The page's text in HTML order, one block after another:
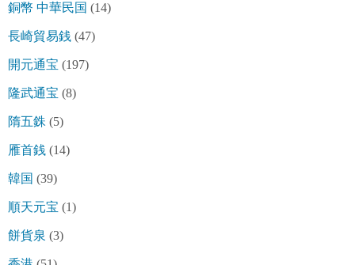
銅幣 中華民国 (14)
長崎貿易銭 (47)
開元通宝 (197)
隆武通宝 (8)
隋五銖 (5)
雁首銭 (14)
韓国 (39)
順天元宝 (1)
餅貨泉 (3)